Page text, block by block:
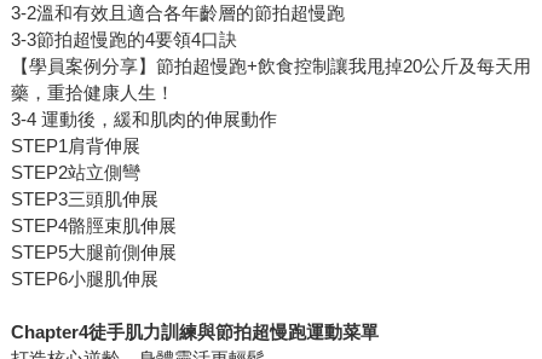
3-2溫和有效且適合各年齡層的節拍超慢跑
3-3節拍超慢跑的4要領4口訣
【學員案例分享】節拍超慢跑+飲食控制讓我甩掉20公斤及每天用
藥，重拾健康人生！
3-4 運動後，緩和肌肉的伸展動作
STEP1肩背伸展
STEP2站立側彎
STEP3三頭肌伸展
STEP4骼脛束肌伸展
STEP5大腿前側伸展
STEP6小腿肌伸展
Chapter4徒手肌力訓練與節拍超慢跑運動菜單